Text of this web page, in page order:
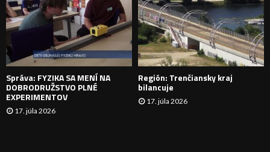
N
I
E
Správa: FYZIKA SA MENÍ NA
DOBRODRUŽSTVO PLNÉ
EXPERIMENTOV
17. júla 2026
Región: Trenčiansky kraj
bilancuje
17. júla 2026